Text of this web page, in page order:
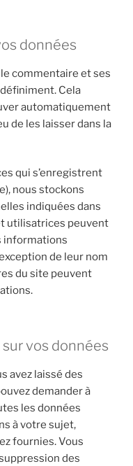
données
commentaire et ses
Cela
automatiquement
de les laisser dans la
qui s’enregistrent
nous stockons
indiquées dans
utilisatrices peuvent
informations
de leur nom
du site peuvent
vos données
avez laissé des
demander à
les données
à votre sujet,
fournies. Vous
des